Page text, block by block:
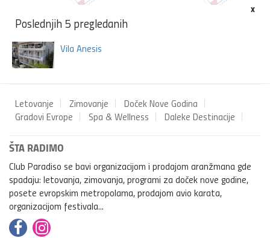
x
Poslednjih 5 pregledanih
Vila Anesis
Letovanje Zimovanje
Doček Nove Godina
Gradovi Evrope
Spa & Wellness Daleke Destinacije
ŠTA RADIMO
Club Paradiso se bavi organizacijom i prodajom aranžmana gde
spadaju: letovanja, zimovanja, programi za doček nove godine,
posete evropskim metropolama, prodajom avio karata,
organizacijom festivala...